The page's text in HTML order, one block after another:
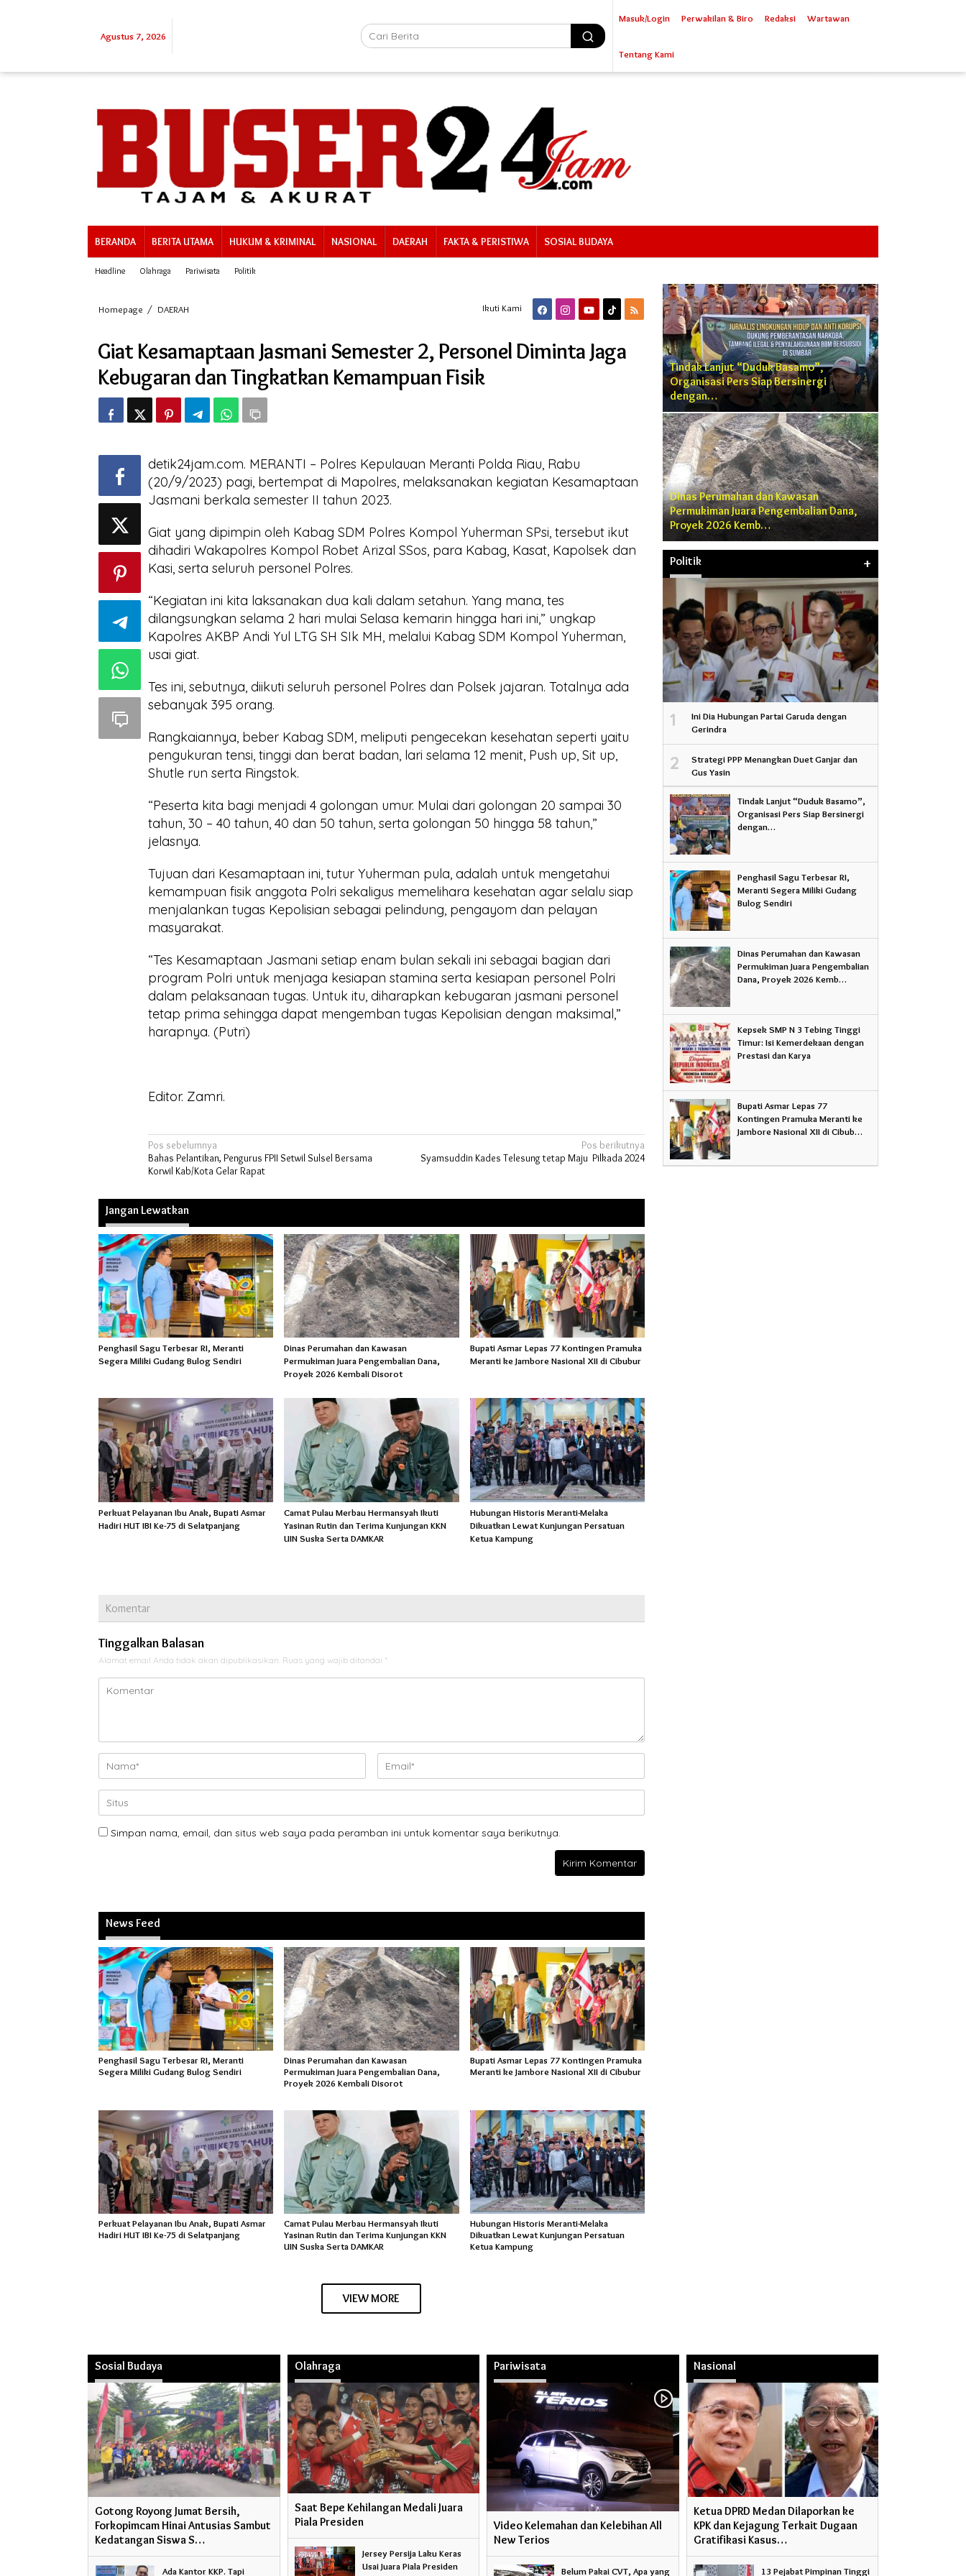
Agustus 7, 2026
Masuk/Login Perwakilan & Biro Redaksi Wartawan
Tentang Kami
BERANDA BERITA UTAMA HUKUM & KRIMINAL NASIONAL DAERAH FAKTA & PERISTIWA SOSIAL BUDAYA
Headline Olahraga Pariwisata Politik
Homepage / DAERAH
Semester
2,
Personel
Diminta
Jaga
Kebugaran
dan
Fisik
Ikuti Kami
Giat Kesamaptaan Jasmani Semester 2, Personel Diminta Jaga
Kebugaran dan Tingkatkan Kemampuan Fisik
detik24jam.com. MERANTI – Polres Kepulauan Meranti Polda Riau, Rabu
(20/9/2023) pagi, bertempat di Mapolres, melaksanakan kegiatan Kesamaptaan
Jasmani berkala semester II tahun 2023.
Giat yang dipimpin oleh Kabag SDM Polres Kompol Yuherman SPsi, tersebut ikut
dihadiri Wakapolres Kompol Robet Arizal SSos, para Kabag, Kasat, Kapolsek dan
Kasi, serta seluruh personel Polres.
“Kegiatan ini kita laksanakan dua kali dalam setahun. Yang mana, tes
dilangsungkan selama 2 hari mulai Selasa kemarin hingga hari ini,” ungkap
Kapolres AKBP Andi Yul LTG SH SIk MH, melalui Kabag SDM Kompol Yuherman,
usai giat.
Tes ini, sebutnya, diikuti seluruh personel Polres dan Polsek jajaran. Totalnya ada
sebanyak 395 orang.
Rangkaiannya, beber Kabag SDM, meliputi pengecekan kesehatan seperti yaitu
pengukuran tensi, tinggi dan berat badan, lari selama 12 menit, Push up, Sit up,
Shutle run serta Ringstok.
“Peserta kita bagi menjadi 4 golongan umur. Mulai dari golongan 20 sampai 30
tahun, 30 – 40 tahun, 40 dan 50 tahun, serta golongan 50 hingga 58 tahun,”
jelasnya.
Tujuan dari Kesamaptaan ini, tutur Yuherman pula, adalah untuk mengetahui
kemampuan fisik anggota Polri sekaligus memelihara kesehatan agar selalu siap
menjalankan tugas Kepolisian sebagai pelindung, pengayom dan pelayan
masyarakat.
“Tes Kesamaptaan Jasmani setiap enam bulan sekali ini sebagai bagian dari
program Polri untuk menjaga kesiapan stamina serta kesiapan personel Polri
dalam pelaksanaan tugas. Untuk itu, diharapkan kebugaran jasmani personel
tetap prima sehingga dapat mengemban tugas Kepolisian dengan maksimal,”
harapnya. (Putri)
Editor. Zamri.
Navigasi
pos
Pos sebelumnya
Bahas Pelantikan, Pengurus FPII Setwil Sulsel Bersama
Korwil Kab/Kota Gelar Rapat
Pos berikutnya
Syamsuddin Kades Telesung tetap Maju Pilkada 2024
Jangan Lewatkan
Penghasil Sagu Terbesar RI, Meranti
Segera Miliki Gudang Bulog Sendiri
Dinas Perumahan dan Kawasan
Permukiman Juara Pengembalian Dana,
Proyek 2026 Kembali Disorot
Bupati Asmar Lepas 77 Kontingen Pramuka
Meranti ke Jambore Nasional XII di Cibubur
Perkuat Pelayanan Ibu Anak, Bupati Asmar
Hadiri HUT IBI Ke-75 di Selatpanjang
Camat Pulau Merbau Hermansyah Ikuti
Yasinan Rutin dan Terima Kunjungan KKN
UIN Suska Serta DAMKAR
Hubungan Historis Meranti-Melaka
Dikuatkan Lewat Kunjungan Persatuan
Ketua Kampung
Komentar
Tinggalkan Balasan
Alamat email Anda tidak akan dipublikasikan. Ruas yang wajib ditandai *
Simpan nama, email, dan situs web saya pada peramban ini untuk komentar saya berikutnya.
News Feed
Penghasil Sagu Terbesar RI, Meranti
Segera Miliki Gudang Bulog Sendiri
Dinas Perumahan dan Kawasan
Permukiman Juara Pengembalian Dana,
Proyek 2026 Kembali Disorot
Bupati Asmar Lepas 77 Kontingen Pramuka
Meranti ke Jambore Nasional XII di Cibubur
Perkuat Pelayanan Ibu Anak, Bupati Asmar
Hadiri HUT IBI Ke-75 di Selatpanjang
Camat Pulau Merbau Hermansyah Ikuti
Yasinan Rutin dan Terima Kunjungan KKN
UIN Suska Serta DAMKAR
Hubungan Historis Meranti-Melaka
Dikuatkan Lewat Kunjungan Persatuan
Ketua Kampung
VIEW MORE
Tindak Lanjut “Duduk Basamo”,
Organisasi Pers Siap Bersinergi
dengan…
Dinas Perumahan dan Kawasan
Permukiman Juara Pengembalian Dana,
Proyek 2026 Kemb…
Politik +
1
Ini Dia Hubungan Partai Garuda dengan
Gerindra
2
Strategi PPP Menangkan Duet Ganjar dan
Gus Yasin
Tindak Lanjut “Duduk Basamo”,
Organisasi Pers Siap Bersinergi
dengan…
Penghasil Sagu Terbesar RI,
Meranti Segera Miliki Gudang
Bulog Sendiri
Dinas Perumahan dan Kawasan
Permukiman Juara Pengembalian
Dana, Proyek 2026 Kemb…
Kepsek SMP N 3 Tebing Tinggi
Timur: Isi Kemerdekaan dengan
Prestasi dan Karya
Bupati Asmar Lepas 77
Kontingen Pramuka Meranti ke
Jambore Nasional XII di Cibub…
Sosial Budaya
Gotong Royong Jumat Bersih,
Forkopimcam Hinai Antusias Sambut
Kedatangan Siswa S…
Ada Kantor KKP. Tapi
Olahraga
Saat Bepe Kehilangan Medali Juara
Piala Presiden
Jersey Persija Laku Keras
Usai Juara Piala Presiden
Pariwisata
Video Kelemahan dan Kelebihan All
New Terios
Belum Pakai CVT, Apa yang
Nasional
Ketua DPRD Medan Dilaporkan ke
KPK dan Kejagung Terkait Dugaan
Gratifikasi Kasus…
13 Pejabat Pimpinan Tinggi